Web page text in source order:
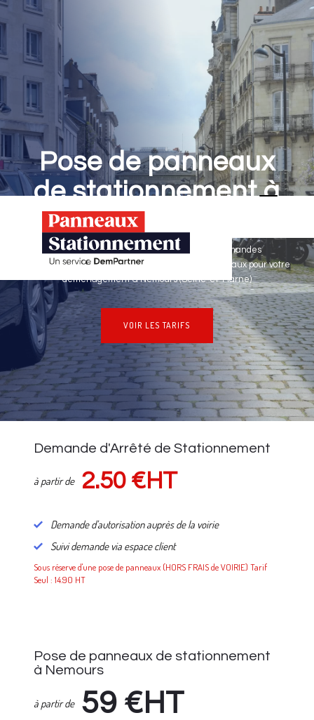
Pose de panneaux
de stationnement à
Nemours
Panneaux Stationnement effectue vos demandes
d'autorisations de stationnement & pose de panneaux pour votre
déménagement à Nemours (Seine-et-Marne)
VOIR LES TARIFS
NOS TARIFS
Demande d'Arrêté de Stationnement
à partir de 2.50 €HT
Demande d'autorisation auprès de la voirie
Suivi demande via espace client
Sous réserve d'une pose de panneaux (HORS FRAIS de VOIRIE) Tarif
Seul : 14.90 HT
Pose de panneaux de stationnement
à Nemours
à partir de 59 €HT